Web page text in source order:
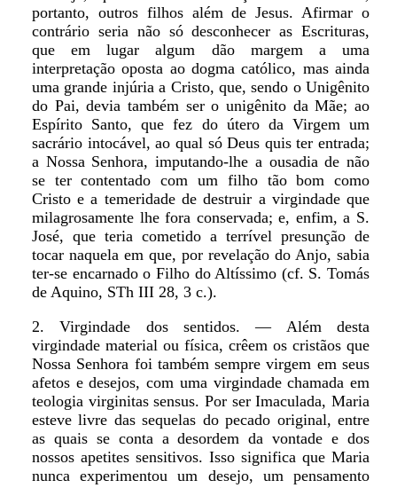
portanto, outros filhos além de Jesus. Afirmar o
contrário seria não só desconhecer as Escrituras,
que em lugar algum dão margem a uma
interpretação oposta ao dogma católico, mas ainda
uma grande injúria a Cristo, que, sendo o Unigênito
do Pai, devia também ser o unigênito da Mãe; ao
Espírito Santo, que fez do útero da Virgem um
sacrário intocável, ao qual só Deus quis ter entrada;
a Nossa Senhora, imputando-lhe a ousadia de não
se ter contentado com um filho tão bom como
Cristo e a temeridade de destruir a virgindade que
milagrosamente lhe fora conservada; e, enfim, a S.
José, que teria cometido a terrível presunção de
tocar naquela em que, por revelação do Anjo, sabia
ter-se encarnado o Filho do Altíssimo (cf. S. Tomás
de Aquino, STh III 28, 3 c.).
2. Virgindade dos sentidos. — Além desta
virgindade material ou física, crêem os cristãos que
Nossa Senhora foi também sempre virgem em seus
afetos e desejos, com uma virgindade chamada em
teologia virginitas sensus. Por ser Imaculada, Maria
esteve livre das sequelas do pecado original, entre
as quais se conta a desordem da vontade e dos
nossos apetites sensitivos. Isso significa que Maria
nunca experimentou um desejo, um pensamento